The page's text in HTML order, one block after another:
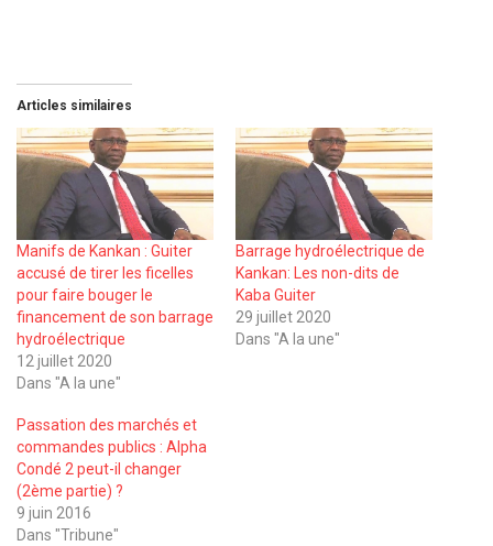
Articles similaires
Manifs de Kankan : Guiter
accusé de tirer les ficelles
pour faire bouger le
financement de son barrage
hydroélectrique
12 juillet 2020
Dans "A la une"
Barrage hydroélectrique de
Kankan: Les non-dits de
Kaba Guiter
29 juillet 2020
Dans "A la une"
Passation des marchés et
commandes publics : Alpha
Condé 2 peut-il changer
(2ème partie) ?
9 juin 2016
Dans "Tribune"